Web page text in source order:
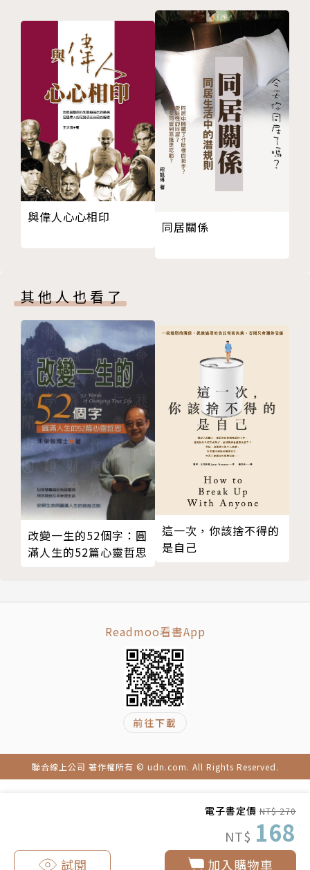
電子書定價 NT$ 270
NT$ 168
加入購物車
試閱
這本書除內容充實，適合想深究心靈與哲學諮商之讀
者，也是一本全民受用的心靈讀物。好書不會用一些專
有名詞去拉高閱讀門檻，只要你有高中程度，就能看懂
本書！
只要你一步步跟著書中步驟具體操作，由淺入深：
這本書將引領你──
面臨愛情、工作、投資、親情、友情、養老、教養子
女……等一切人生「困境」時，你該如何依你自身的條
件（包括環境），去思考，去突破，去解決。
3.追尋真理之路—人生不是單行道，踏實走過才能開悟
4.「存有」是一—人是光明與黑暗，複雜的綜合體，你
5.真理的脈絡—理解只是起點，我們還得學習如何詮釋
我們的理解
6.真理之光—人生只有一個絕對真理能帶領我們通往終
點，「好好活著」！
7.每個人都是完整的主體—人有身、心、靈，世界有個
體與群體，皆密不可分
◎哲學諮商動動腦—認識你自己
第二道彩虹 懷疑─打破舊觀念
3.無知之知—瞭解自己當從否定自己開始，否定不意味
著貶低，而是釐清新生的起點
4.洞穴之喻—光明處見幽暗，幽暗處見光明
5.認識你自己—我有優點，也有缺點，和所有人一樣
6.人皆有靈魂—為什麼要懷疑？因為肉眼看不到的，不
表示不存在
7.知行合一—用行動證明存在的價值
◎哲學諮商動動腦—人生就像一輛列車
第三道彩虹 探索─尋找更多可能
1.吾愛吾師，吾更愛真理—以不變的真理，導正變異的
人心
2.漫步在雲端—探索是追求更高的境界，而不是漫無目
的行進
3.向天上求—人往高處爬，水往低處流
5.潛能與實現—小看自己的人，註定是影子，而不是光
6.全能的導師—教學相長：教是學的肥料，學是教的養
7.沒有不可能—成功是留給準備好的人，機會是留給願
◎哲學諮商動動腦—如果我是一隻鳥
第四道彩虹 沉思─以靜制動
脆弱，是勇敢的表現
2.靈魂在歌唱—於平凡處見不平凡，你會感嘆生命的奧
3.信念與信仰—我現在有一個夢，但我的未來不是夢
4.命運女神的啟示—相信自己的直覺，呼應內心的感動
5.不要老是問：「是誰的錯？」—我們都是人，都是凡
與偉人心心相印
同居關係
其他人也看了
改變一生的52個字：圓
滿人生的52篇心靈哲思
這一次，你該捨不得的
是自己
Readmoo看書App
前往下載
聯合線上公司 著作權所有 © udn.com. All Rights Reserved.